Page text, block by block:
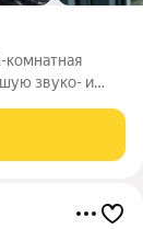
комнатная
звуко- и